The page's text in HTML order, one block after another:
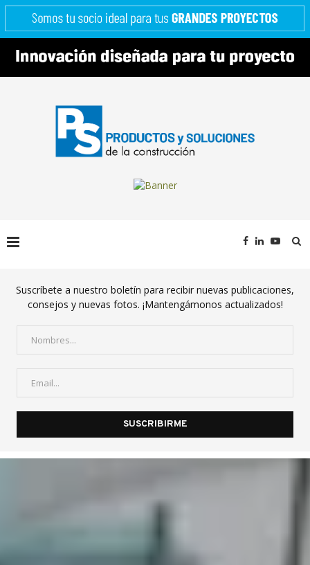
Suscríbete a nuestro boletín para recibir nuevas publicaciones,
consejos y nuevas fotos. ¡Mantengámonos actualizados!